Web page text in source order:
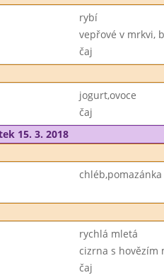
rybí
vepřové v mrkvi,
čaj
jogurt,ovoce
čaj
15. 3. 2018
rychlá mletá
cizrna s hovězím
čaj